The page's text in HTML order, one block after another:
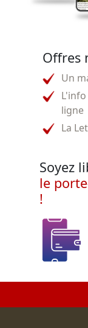
Offres
Un
ligne
La
Soyez
le
!